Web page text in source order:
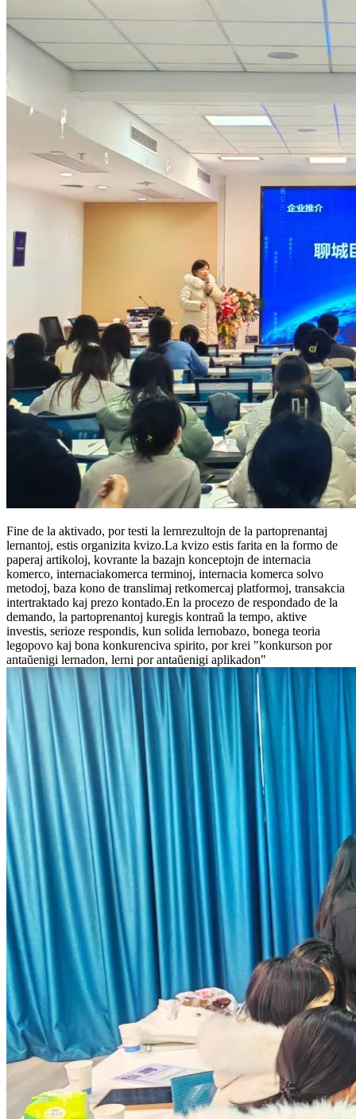
Fine de la aktivado, por testi la lernrezultojn de la partoprenantaj
lernantoj, estis organizita kvizo.La kvizo estis farita en la formo de
paperaj artikoloj, kovrante la bazajn konceptojn de internacia
komerco, internaciakomerca terminoj, internacia komerca solvo
metodoj, baza kono de translimaj retkomercaj platformoj, transakcia
intertraktado kaj prezo kontado.En la procezo de respondado de la
demando, la partoprenantoj kuregis kontraŭ la tempo, aktive
investis, serioze respondis, kun solida lernobazo, bonega teoria
legopovo kaj bona konkurenciva spirito, por krei "konkurson por
antaŭenigi lernadon, lerni por antaŭenigi aplikadon"